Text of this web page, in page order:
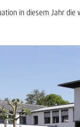
in diesem Jahr